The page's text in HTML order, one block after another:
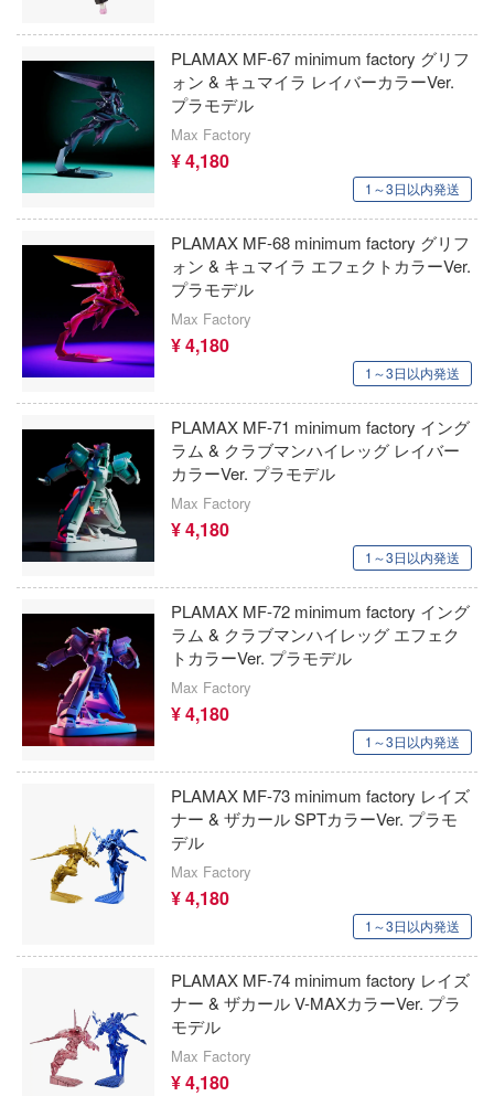
PLAMAX MF-67 minimum factory グリフ
ォン & キュマイラ レイバーカラーVer.
プラモデル
Max Factory
¥ 4,180
1～3日以内発送
PLAMAX MF-68 minimum factory グリフ
ォン & キュマイラ エフェクトカラーVer.
プラモデル
Max Factory
¥ 4,180
1～3日以内発送
PLAMAX MF-71 minimum factory イング
ラム & クラブマンハイレッグ レイバー
カラーVer. プラモデル
Max Factory
¥ 4,180
1～3日以内発送
PLAMAX MF-72 minimum factory イング
ラム & クラブマンハイレッグ エフェク
トカラーVer. プラモデル
Max Factory
¥ 4,180
1～3日以内発送
PLAMAX MF-73 minimum factory レイズ
ナー & ザカール SPTカラーVer. プラモ
デル
Max Factory
¥ 4,180
1～3日以内発送
PLAMAX MF-74 minimum factory レイズ
ナー & ザカール V-MAXカラーVer. プラ
モデル
Max Factory
¥ 4,180
シャドーハウス
灼眼のシャナ
勝利の女神：NIKKE
serial experiments lain
新世紀エヴァンゲリオン
新幹線変形ロボ シンカリオン
紫雲寺家の子供たち
呪術廻戦
ジャイアントロボ
ジョジョの奇妙な冒険
人外教室の人間嫌い教師
食戟のソーマ
弱キャラ友崎くん
しゅごキャラ！
終末トレインどこへいく?
ストライクウィッチーズ
すみっコぐらし
スーパーロボット大戦OG
スマーフ
涼宮ハルヒシリーズ
ストリートファイターシリーズ
ウッディジョー
AMP(バウマン・ビーバーコーポレーシ
MGA Entertainment
FTF(バウマン)
LB★パフォーマンス
LCDモデルズ(インターアライド)
LFモデル(ビーバーコーポレーション・
SSR FIGURE(GOODSMILE)
S.J.WORKs
LQ&Dシップモデルワークス(ビーバーコ
ション)
SMC
MHモデルズ(ビーバーコーポレーション)
HGW(ビーバーコーポレーション)
MSGM_Project
AKインタラクティブ(プラッツ)
AISNO Games
エレール(プラッツ)
SBSモデル(ビーバーコーポレーション)
ロボット大戦OG
ヒシリーズ
ファイターシリーズ
ゥーン
トレック
スパイファミリー)
ウォーズ
シンフォギア
ァルキュリア
伝説
ンバイン
ゾーンゼロ
も穴はある！
リーレン
・ザ・ヘッジホッグ
ト・オンライン